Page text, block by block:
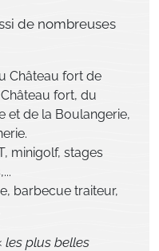
de nombreuses
Château fort de
fort, du
et de la Boulangerie,
minigolf, stages
barbecue traiteur,
les plus belles